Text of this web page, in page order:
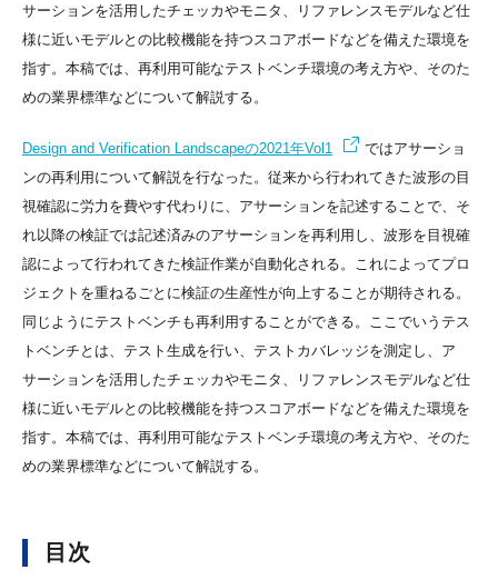
サーションを活用したチェッカやモニタ、リファレンスモデルなど仕
様に近いモデルとの比較機能を持つスコアボードなどを備えた環境を
指す。本稿では、再利用可能なテストベンチ環境の考え方や、そのた
めの業界標準などについて解説する。
Design and Verification Landscapeの2021年Vol1
ではアサーショ
ンの再利用について解説を行なった。従来から行われてきた波形の目
視確認に労力を費やす代わりに、アサーションを記述することで、そ
れ以降の検証では記述済みのアサーションを再利用し、波形を目視確
認によって行われてきた検証作業が自動化される。これによってプロ
ジェクトを重ねるごとに検証の生産性が向上することが期待される。
同じようにテストベンチも再利用することができる。ここでいうテス
トベンチとは、テスト生成を行い、テストカバレッジを測定し、ア
サーションを活用したチェッカやモニタ、リファレンスモデルなど仕
様に近いモデルとの比較機能を持つスコアボードなどを備えた環境を
指す。本稿では、再利用可能なテストベンチ環境の考え方や、そのた
めの業界標準などについて解説する。
目次